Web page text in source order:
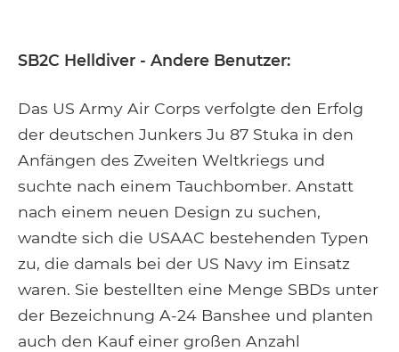
SB2C Helldiver - Andere Benutzer:
Das US Army Air Corps verfolgte den Erfolg
der deutschen Junkers Ju 87 Stuka in den
Anfängen des Zweiten Weltkriegs und
suchte nach einem Tauchbomber. Anstatt
nach einem neuen Design zu suchen,
wandte sich die USAAC bestehenden Typen
zu, die damals bei der US Navy im Einsatz
waren. Sie bestellten eine Menge SBDs unter
der Bezeichnung A-24 Banshee und planten
auch den Kauf einer großen Anzahl